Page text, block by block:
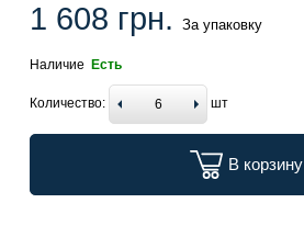
1 608 грн. За упаковку
Наличие Есть
Количество: шт
В корзину